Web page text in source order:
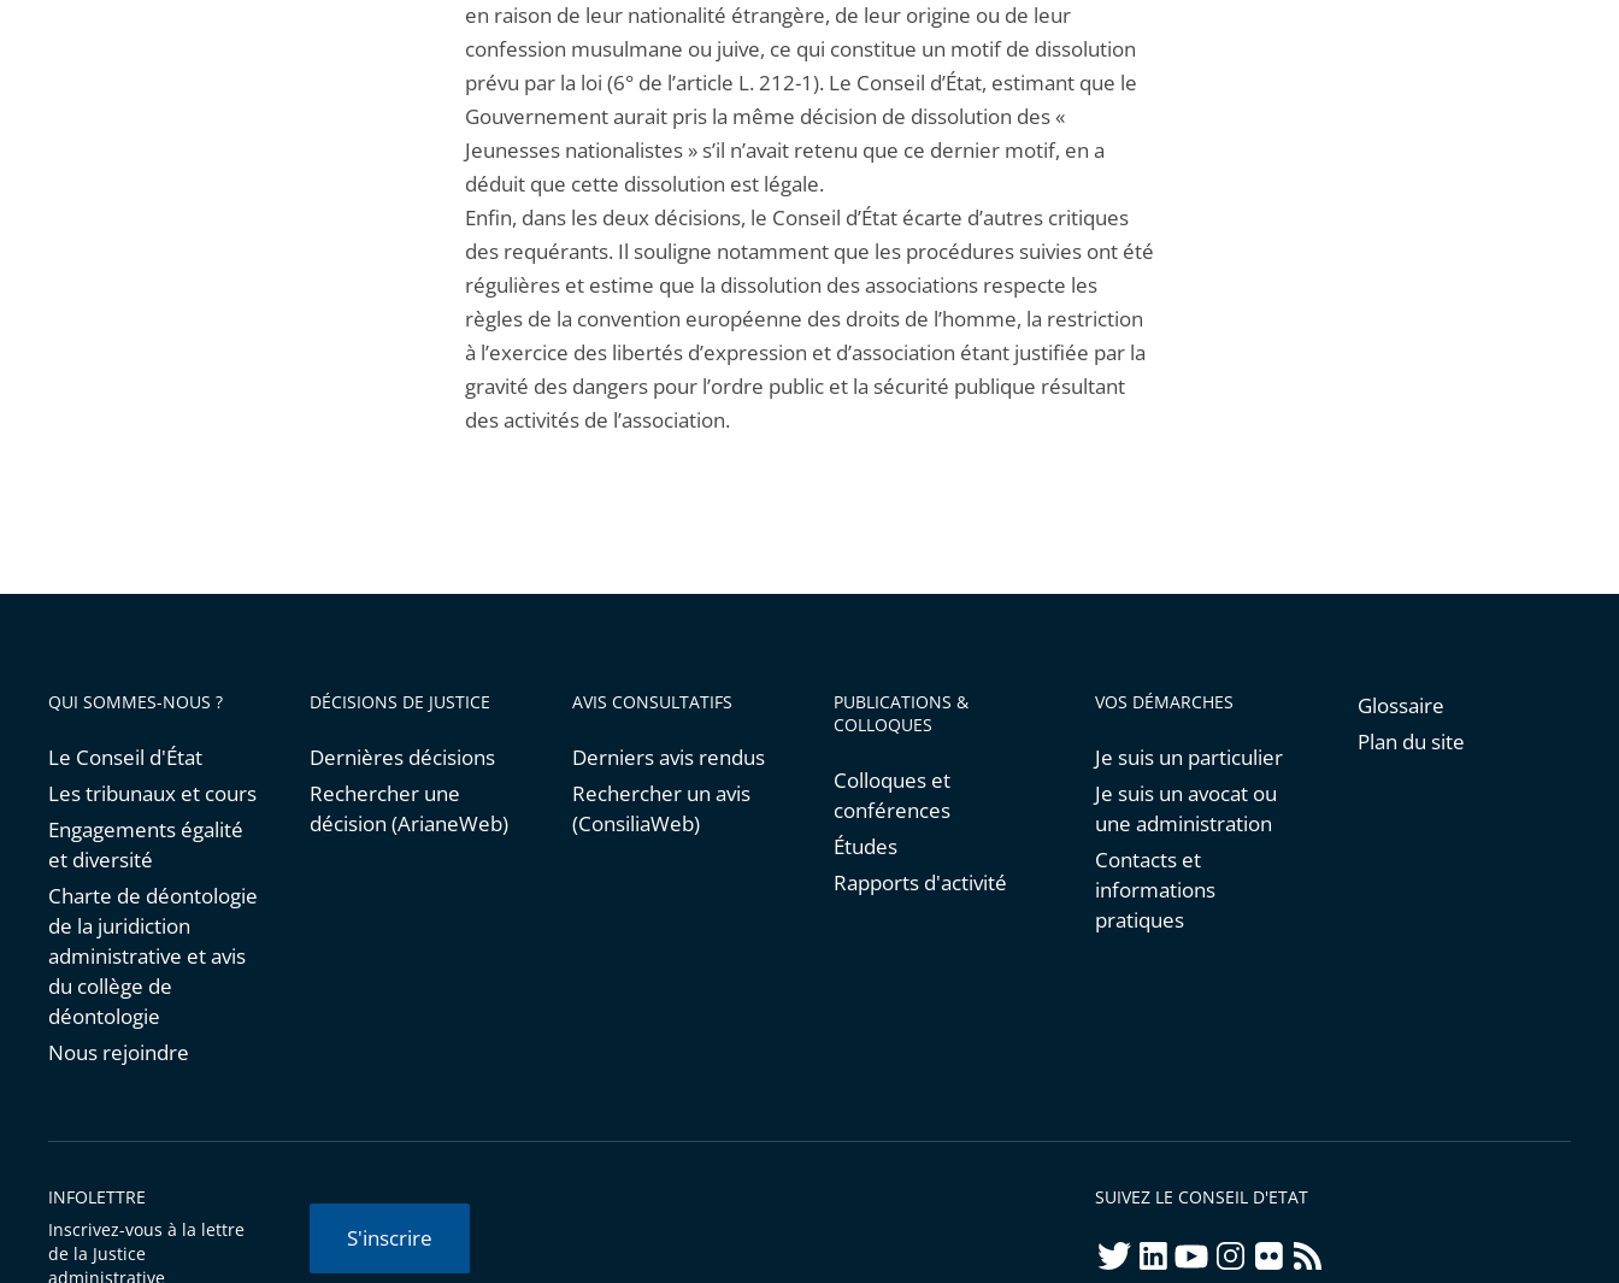
en raison de leur nationalité étrangère, de leur origine ou de leur
confession musulmane ou juive, ce qui constitue un motif de dissolution
prévu par la loi (6° de l’article L. 212-1). Le Conseil d’État, estimant que le
Gouvernement aurait pris la même décision de dissolution des «
Jeunesses nationalistes » s’il n’avait retenu que ce dernier motif, en a
déduit que cette dissolution est légale.
Enfin, dans les deux décisions, le Conseil d’État écarte d’autres critiques
des requérants. Il souligne notamment que les procédures suivies ont été
régulières et estime que la dissolution des associations respecte les
règles de la convention européenne des droits de l’homme, la restriction
à l’exercice des libertés d’expression et d’association étant justifiée par la
gravité des dangers pour l’ordre public et la sécurité publique résultant
des activités de l’association.
QUI SOMMES-NOUS ?
Le Conseil d'État
Les tribunaux et cours
Engagements égalité
et diversité
Charte de déontologie
de la juridiction
administrative et avis
du collège de
déontologie
Nous rejoindre
DÉCISIONS DE JUSTICE
Dernières décisions
Rechercher une
décision (ArianeWeb)
AVIS CONSULTATIFS
Derniers avis rendus
Rechercher un avis
(ConsiliaWeb)
PUBLICATIONS &
COLLOQUES
Colloques et
conférences
Études
Rapports d'activité
VOS DÉMARCHES
Je suis un particulier
Je suis un avocat ou
une administration
Contacts et
informations
pratiques
Glossaire
Plan du site
INFOLETTRE
Inscrivez-vous à la lettre
de la Justice
administrative
S'inscrire
SUIVEZ LE CONSEIL D'ETAT
twitterlinkedInyoutubeinstagram
flickrrss